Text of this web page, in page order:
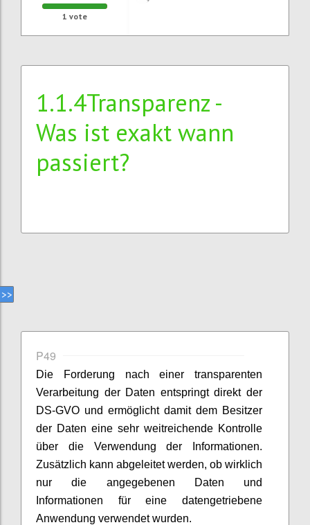
1 vote
1.1.4Transparenz -
Was ist exakt wann
passiert?
P49
Die Forderung nach einer transparenten
Verarbeitung der Daten entspringt direkt der
DS-GVO und ermöglicht damit dem Besitzer
der Daten eine sehr weitreichende Kontrolle
über die Verwendung der Informationen.
Zusätzlich kann abgeleitet werden, ob wirklich
nur die angegebenen Daten und
Informationen für eine datengetriebene
Anwendung verwendet wurden.